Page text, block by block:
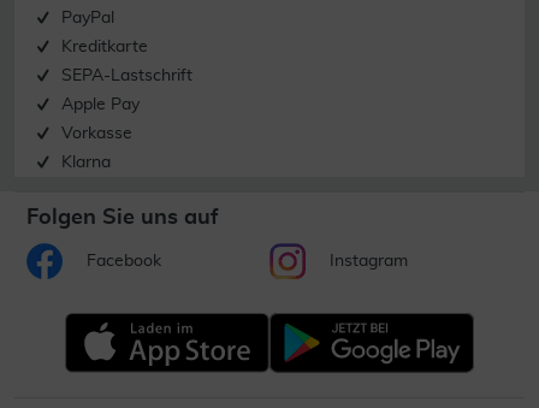
PayPal
Kreditkarte
SEPA-Lastschrift
Apple Pay
Vorkasse
Klarna
Folgen Sie uns auf
Facebook Instagram